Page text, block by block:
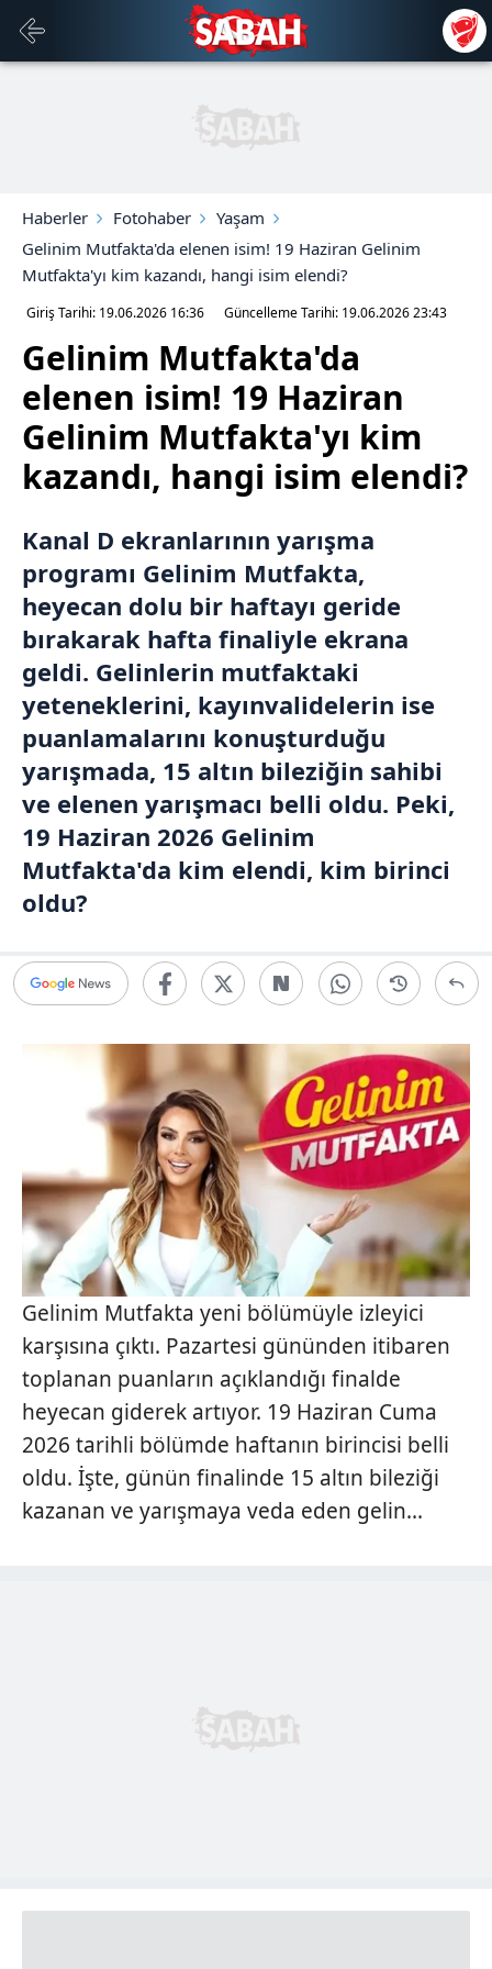
Haberler Fotohaber
Yaşam
Gelinim Mutfakta'da elenen isim! 19 Haziran Gelinim
Mutfakta'yı kim kazandı, hangi isim elendi?
Giriş Tarihi: 19.06.2026 16:36 Güncelleme Tarihi: 19.06.202623:43
Gelinim Mutfakta'da
elenen isim! 19 Haziran
Gelinim Mutfakta'yı kim
kazandı, hangi isim elendi?
Kanal D ekranlarının yarışma
programı Gelinim Mutfakta,
heyecan dolu bir haftayı geride
bırakarak hafta finaliyle ekrana
geldi. Gelinlerin mutfaktaki
yeteneklerini, kayınvalidelerin ise
puanlamalarını konuşturduğu
yarışmada, 15 altın bileziğin sahibi
ve elenen yarışmacı belli oldu. Peki,
19 Haziran 2026 Gelinim
Mutfakta'da kim elendi, kim birinci
oldu?
Gelinim Mutfakta yeni bölümüyle izleyici
karşısına çıktı. Pazartesi gününden itibaren
toplanan puanların açıklandığı finalde
heyecan giderek artıyor. 19 Haziran Cuma
2026 tarihli bölümde haftanın birincisi belli
oldu. İşte, günün finalinde 15 altın bileziği
kazanan ve yarışmaya veda eden gelin...